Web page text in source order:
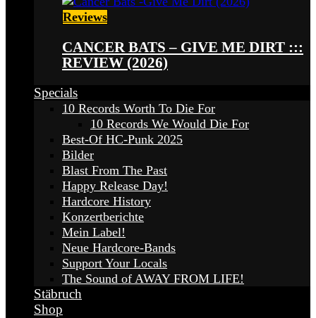
Reviews
CANCER BATS – GIVE ME DIRT :::
REVIEW (2026)
Specials
10 Records Worth To Die For
10 Records We Would Die For
Best-Of HC-Punk 2025
Bilder
Blast From The Past
Happy Release Day!
Hardcore History
Konzertberichte
Mein Label!
Neue Hardcore-Bands
Support Your Locals
The Sound of AWAY FROM LIFE!
Stäbruch
Shop